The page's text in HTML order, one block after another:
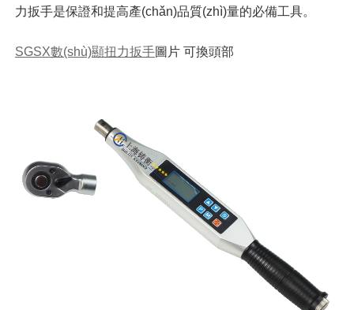
力扳手是保證和提高產(chǎn)品質(zhì)量的必備工具。
SGSX數(shù)顯扭力扳手圖片 可換頭部